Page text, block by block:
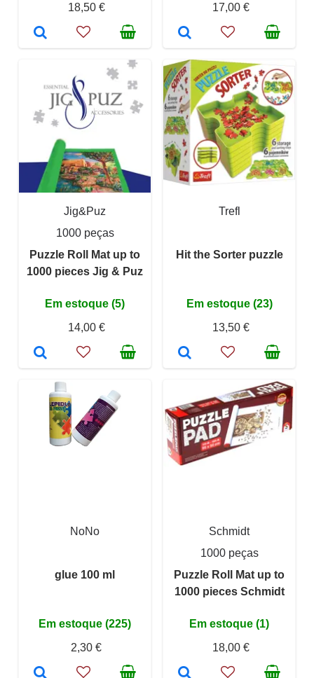
18,50 €
17,00 €
Jig&Puz
1000 peças
Puzzle Roll Mat up to
1000 pieces Jig & Puz
Em estoque (5)
14,00 €
Trefl
Hit the Sorter puzzle
Em estoque (23)
13,50 €
NoNo
glue 100 ml
Em estoque (225)
2,30 €
Schmidt
1000 peças
Puzzle Roll Mat up to
1000 pieces Schmidt
Em estoque (1)
18,00 €